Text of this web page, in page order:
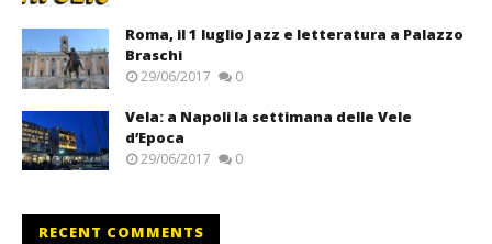
Roma, il 1 luglio Jazz e letteratura a Palazzo
Braschi
29/06/2017 0
Vela: a Napoli la settimana delle Vele
d’Epoca
29/06/2017 0
RECENT COMMENTS